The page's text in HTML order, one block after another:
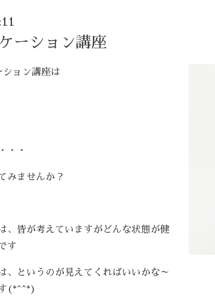
ーション講座
ション講座は
・・
みませんか？
、皆が考えていますがどんな状態が健
す
、というのが見えてくればいいかな～
(*^^*)